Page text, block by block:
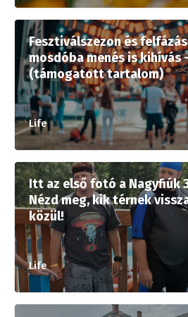
Fesztiválszezon és
mosdóba menés is kihívás
(támogatott tartalom)
Life
Itt az első fotó a Nagyfiúk
Nézd meg, kik térnek
közül!
Life